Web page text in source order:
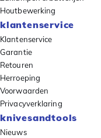
Houtbewerking
klantenservice
Klantenservice
Garantie
Retouren
Herroeping
Voorwaarden
Privacyverklaring
knivesandtools
Nieuws